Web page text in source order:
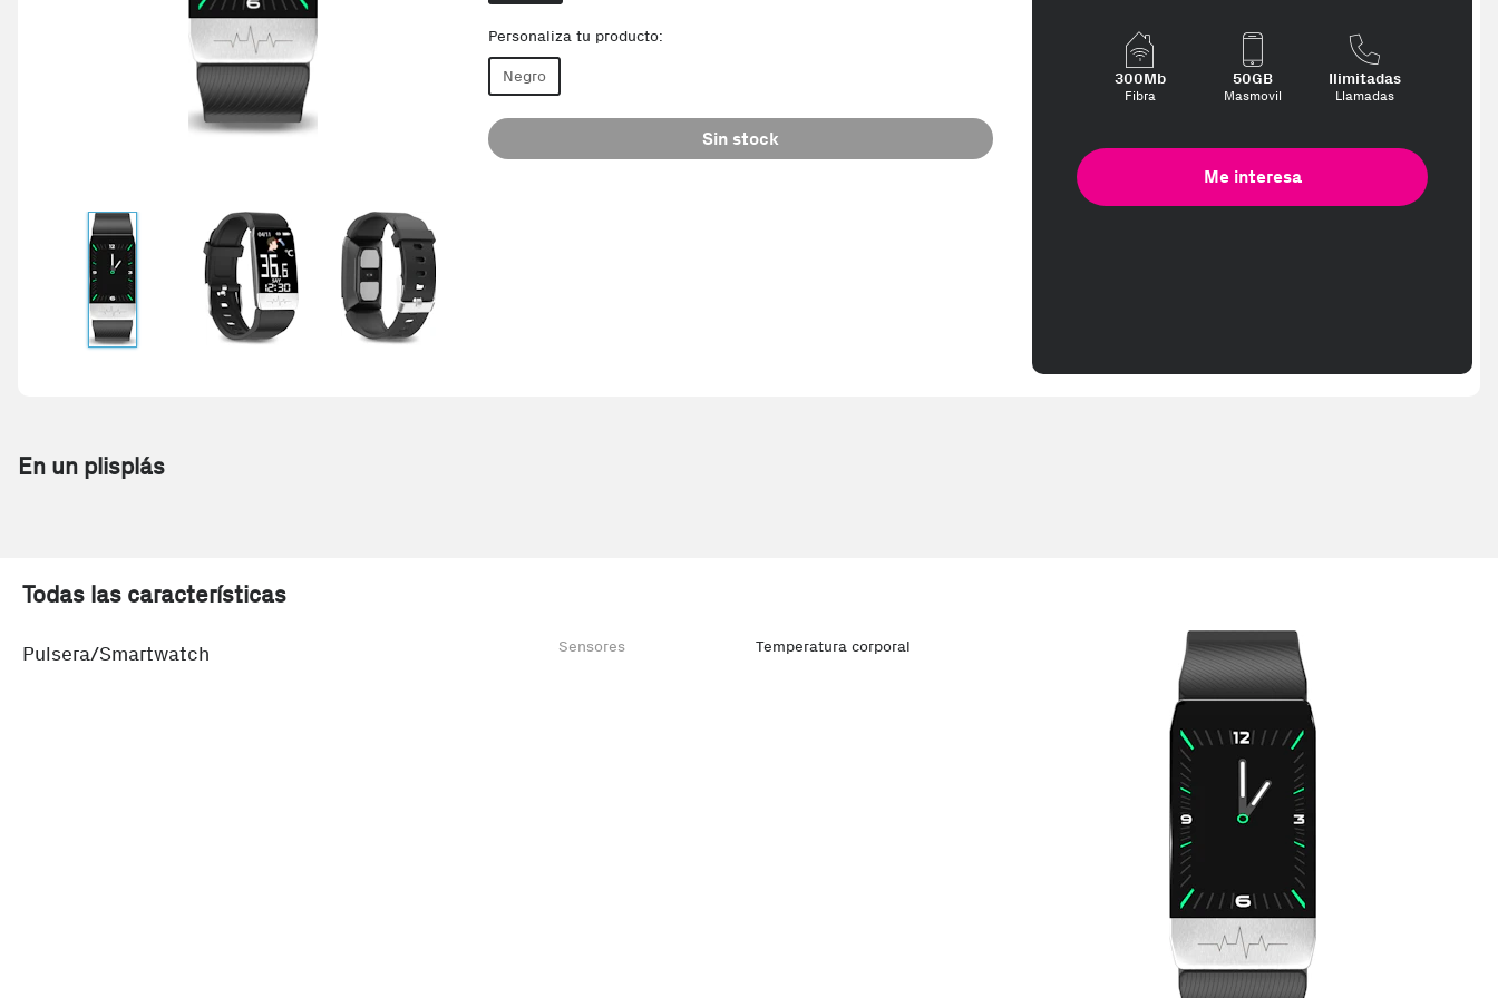
Personaliza tu producto:
Negro
Sin stock
300Mb
Fibra
50GB
Masmovil
Ilimitadas
Llamadas
Me interesa
En un plisplás
Todas las características
Pulsera/Smartwatch Sensores Temperatura corporal